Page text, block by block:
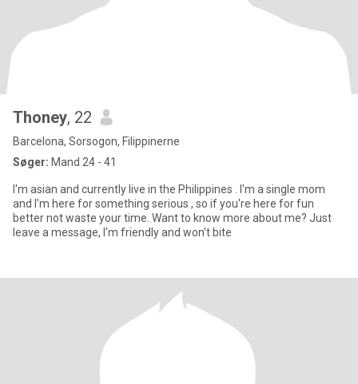
Thoney, 22
Barcelona, Sorsogon, Filippinerne
Søger: Mand 24 - 41
I'm asian and currently live in the Philippines . I'm a single mom
and I'm here for something serious , so if you're here for fun
better not waste your time. Want to know more about me? Just
leave a message, I'm friendly and won't bite